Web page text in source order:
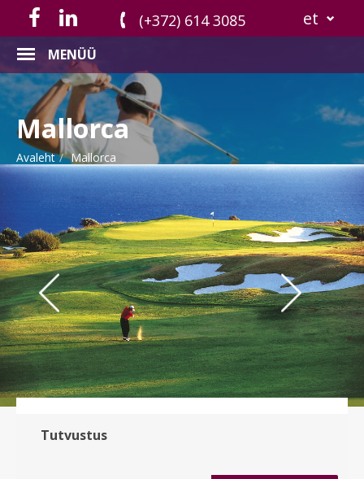
(+372) 614 3085 et
MENÜÜ
Mallorca
Avaleht Mallorca
Previous
Tutvustus